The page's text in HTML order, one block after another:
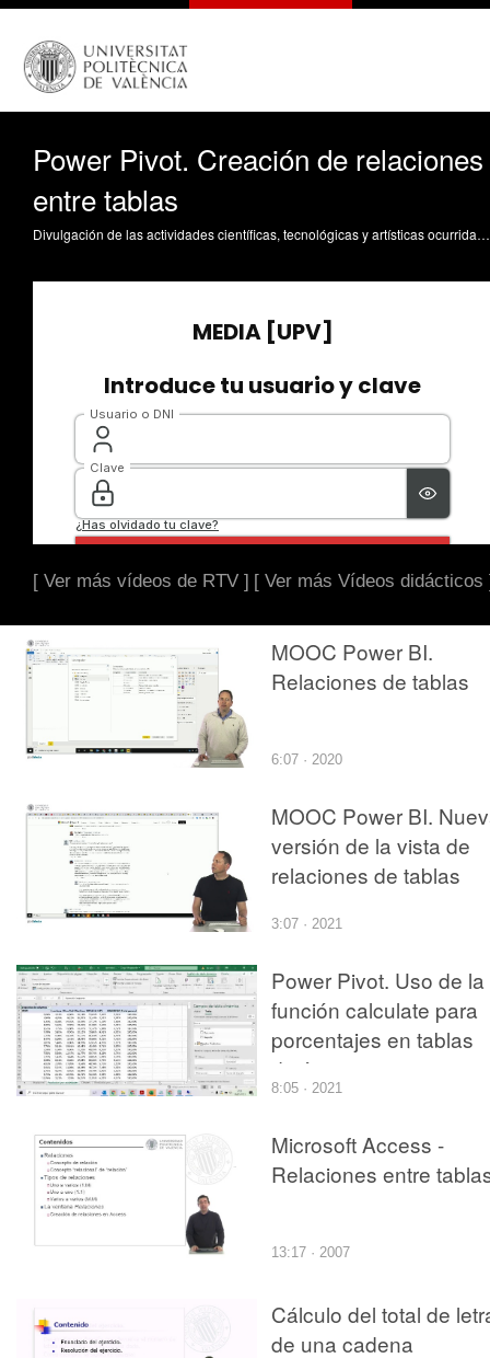
Power Pivot. Creación de relaciones
entre tablas
Divulgación de las actividades científicas, tecnológicas y artísticas ocurridas en los tres campus de la UPV
[ Ver más vídeos de RTV ] [ Ver más Vídeos didácticos
MOOC Power BI.
Relaciones de tablas
6:07 · 2020
MOOC Power BI.
versión de la vista de
relaciones de tablas
3:07 · 2021
Power Pivot. Uso de la
función calculate para
porcentajes en tablas
dinámicas
8:05 · 2021
Microsoft Access -
Relaciones entre
13:17 · 2007
Cálculo del total de
de una cadena